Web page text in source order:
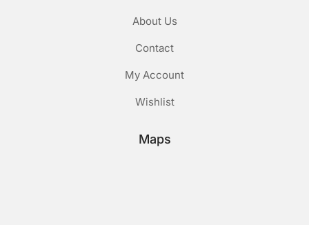
About Us
Contact
My Account
Wishlist
Maps